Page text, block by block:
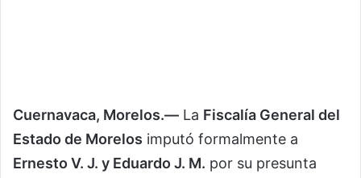
Cuernavaca, Morelos.— La Fiscalía General del
Estado de Morelos imputó formalmente a
Ernesto V. J. y Eduardo J. M. por su presunta